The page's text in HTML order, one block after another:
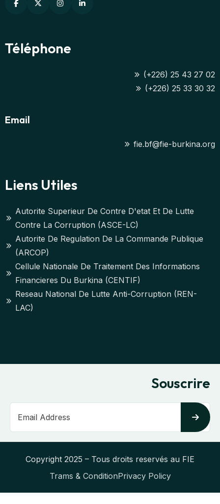
Téléphone
(+226) 25 43 27 02
(+226) 25 33 30 32
Email
fie.bf@fie-burkina.org
Liens Utiles
Autorite Superieur De Contre D'etat Et De Lutte
Contre La Corruption (ASCE-LC)
Autorite De Regulation De La Commande Publique
(ARCOP)
Cellule Nationale De Traitement Des Informations
Financieres Du Burkina (CENTIF)
Reseau National De Lutte Anti-Corruption (REN-
LAC)
Souscrire
Copyright 2025 – Tous droits reservés au FIE
Trams & ConditionPrivacy Policy